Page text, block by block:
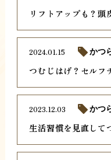
リフトアップも？頭
つむじはげ？セルフ
2024.01.15 かつ
生活習慣を見直して
2023.12.03 かつ